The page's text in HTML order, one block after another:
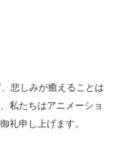
悲しみが癒えることは
私たちはアニメーショ
礼申し上げます。